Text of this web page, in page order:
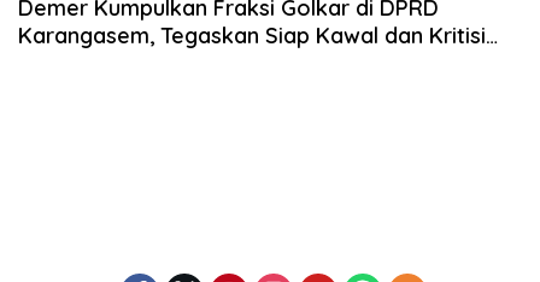
Demer Kumpulkan Fraksi Golkar di DPRD
Karangasem, Tegaskan Siap Kawal dan Kritisi